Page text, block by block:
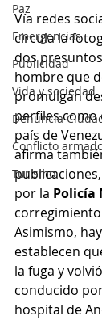
Paz
Emergencias
Publicidad
Vida y sociedad
Denuncia
Conflicto
Turismo
Vía redes
circula la
dos
hombre que
promulgan
perfiles como
país de
afirma
por la Policía
corregimiento
Asimismo,
establecen
la fuga y
conducido
hospital de